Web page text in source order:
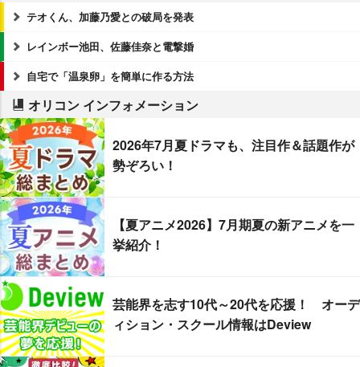
テオくん、加藤乃愛との破局を発表
レインボー池田、佐藤佳奈と電撃婚
自宅で「温泉卵」を簡単に作る方法
オリコン インフォメーション
2026年7月夏ドラマも、注目作＆話題作が
勢ぞろい！
【夏アニメ2026】7月期夏の新アニメを一
挙紹介！
芸能界を志す10代～20代を応援！ オーデ
ィション・スクール情報はDeview